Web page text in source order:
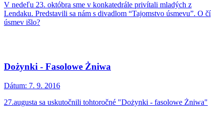
V nedeľu 23. októbra sme v konkatedrále privítali mladých z
Lendaku. Predstavili sa nám s divadlom “Tajomstvo úsmevu”. O čí
úsmev išlo?
Dożynki - Fasolowe Żniwa
Dátum: 7. 9. 2016
27.augusta sa uskutočnili tohtoročné "Dożynki - fasolowe Żniwa"